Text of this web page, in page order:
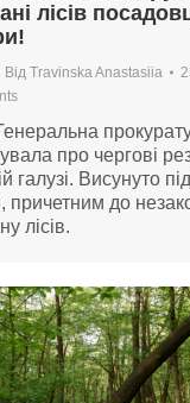
лісів
Від Travinska Anastasiia
про чергові
галузі. Висунуто
причетним до
лісів.